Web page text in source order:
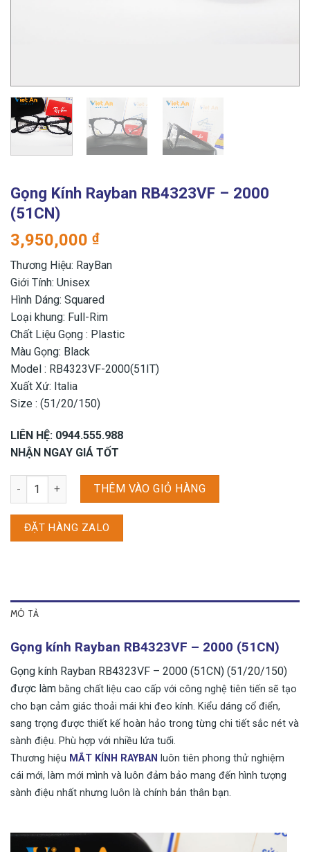
Gọng Kính Rayban RB4323VF – 2000
(51CN)
3,950,000 ₫
Thương Hiệu: RayBan
Giới Tính: Unisex
Hình Dáng: Squared
Loại khung: Full-Rim
Chất Liệu Gọng : Plastic
Màu Gọng: Black
Model : RB4323VF-2000(51IT)
Xuất Xứ: Italia
Size : (51/20/150)
LIÊN HỆ: 0944.555.988
NHẬN NGAY GIÁ TỐT
Gọng kính Rayban RB4323VF - 2000 (51CN) số lượng
THÊM VÀO GIỎ HÀNG
ĐẶT HÀNG ZALO
MÔ TẢ
Gọng kính Rayban RB4323VF – 2000 (51CN)
Gọng kính Rayban RB4323VF – 2000 (51CN) (51/20/150)
được làm bằng chất liệu cao cấp với công nghệ tiên tiến sẽ tạo
cho bạn cảm giác thoải mái khi đeo kính. Kiểu dáng cổ điển,
sang trọng được thiết kế hoàn hảo trong từng chi tiết sắc nét và
sành điệu. Phù hợp với nhiều lứa tuổi.
Thương hiệu MẮT KÍNH RAYBAN luôn tiên phong thử nghiệm
cái mới, làm mới mình và luôn đảm bảo mang đến hình tượng
sành điệu nhất nhưng luôn là chính bản thân bạn.